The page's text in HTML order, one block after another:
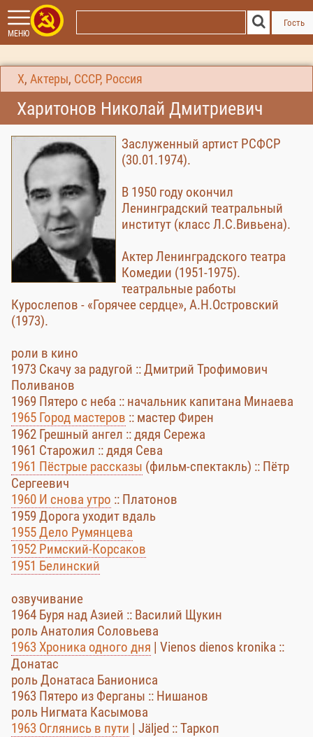
МЕНЮ
Гость
Х, Актеры, СССР, Россия
Харитонов Николай Дмитриевич
Заслуженный артист РСФСР
(30.01.1974).
В 1950 году окончил
Ленинградский театральный
институт (класс Л.С.Вивьена).
Актер Ленинградского театра
Комедии (1951-1975).
театральные работы
Курослепов - «Горячее сердце», А.Н.Островский
(1973).
роли в кино
1973 Скачу за радугой :: Дмитрий Трофимович
Поливанов
1969 Пятеро с неба :: начальник капитана Минаева
1965 Город мастеров :: мастер Фирен
1962 Грешный ангел :: дядя Сережа
1961 Старожил :: дядя Сева
1961 Пёстрые рассказы (фильм-спектакль) :: Пётр
Сергеевич
1960 И снова утро :: Платонов
1959 Дорога уходит вдаль
1955 Дело Румянцева
1952 Римский-Корсаков
1951 Белинский
озвучивание
1964 Буря над Азией :: Василий Щукин
роль Анатолия Соловьева
1963 Хроника одного дня | Vienos dienos kronika ::
Донатас
роль Донатаса Баниониса
1963 Пятеро из Ферганы :: Нишанов
роль Нигмата Касымова
1963 Оглянись в пути | Jäljed :: Таркоп